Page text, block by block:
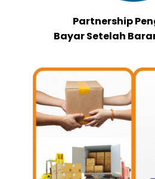
Partnership
Bayar Setelah